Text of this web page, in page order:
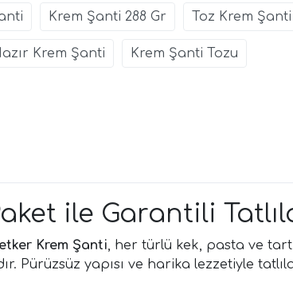
Krem Şanti 288 Gr Toz Krem Şanti
Krem Şanti Krem Şanti Tozu
ile Garantili
Krem Şanti, her türlü kek, pasta ve
Pürüzsüz yapısı ve harika lezzetiyle